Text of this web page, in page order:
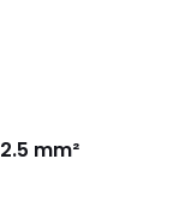
2.5 mm²